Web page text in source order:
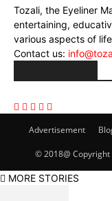
Tozali, the Eyeliner
entertaining,
various aspects of
Contact us:
Advertisement
© 2018@
MORE STORIES